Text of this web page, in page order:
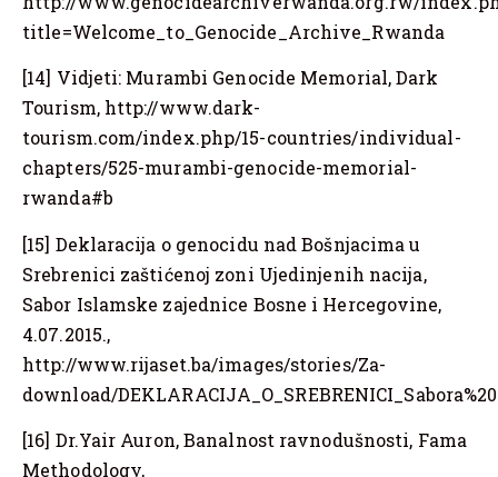
title=Welcome_to_Genocide_Archive_Rwanda
[14] Vidjeti: Murambi Genocide Memorial, Dark
Tourism, http://www.dark-
tourism.com/index.php/15-countries/individual-
chapters/525-murambi-genocide-memorial-
rwanda#b
[15] Deklaracija o genocidu nad Bošnjacima u
Srebrenici zaštićenoj zoni Ujedinjenih nacija,
Sabor Islamske zajednice Bosne i Hercegovine,
4.07.2015.,
http://www.rijaset.ba/images/stories/Za-
download/
[16] Dr.Yair Auron, Banalnost ravnodušnosti, Fama
Methodology,